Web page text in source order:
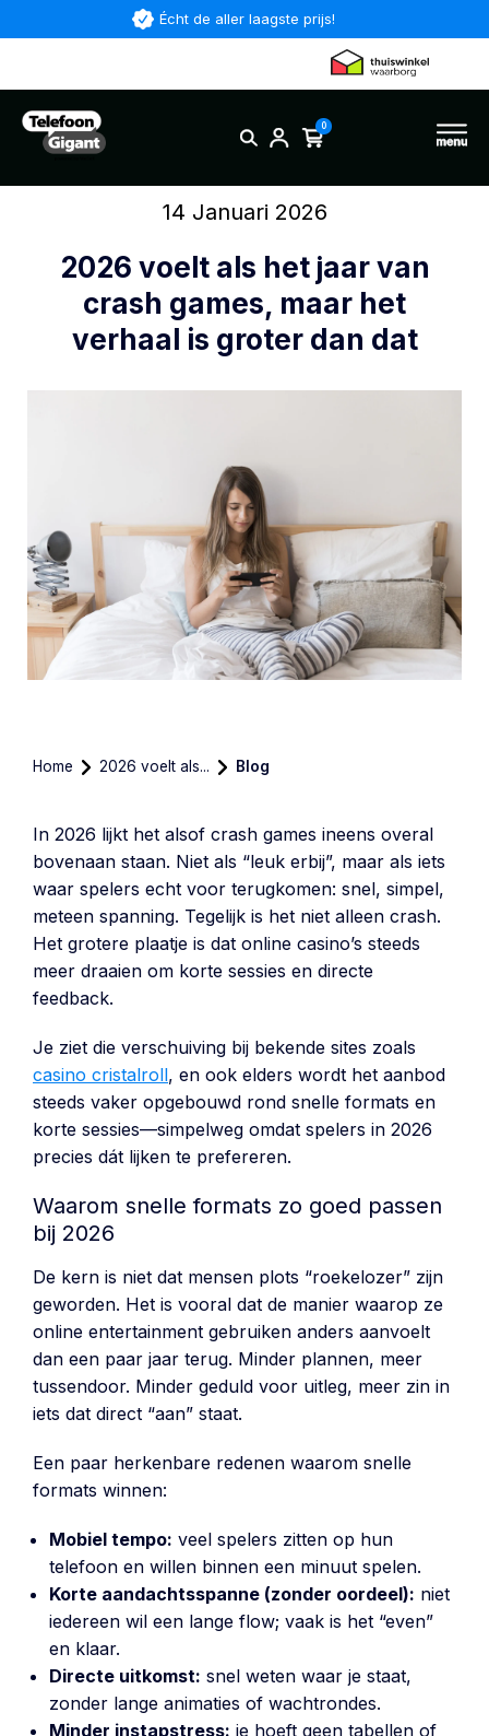
Écht de aller laagste prijs!
0
14 Januari 2026
2026 voelt als het jaar van
crash games, maar het
verhaal is groter dan dat
Home 2026 voelt als... Blog
In 2026 lijkt het alsof crash games ineens overal
bovenaan staan. Niet als “leuk erbij”, maar als iets
waar spelers echt voor terugkomen: snel, simpel,
meteen spanning. Tegelijk is het niet alleen crash.
Het grotere plaatje is dat online casino’s steeds
meer draaien om korte sessies en directe
feedback.
Je ziet die verschuiving bij bekende sites zoals
casino cristalroll, en ook elders wordt het aanbod
steeds vaker opgebouwd rond snelle formats en
korte sessies—simpelweg omdat spelers in 2026
precies dát lijken te prefereren.
Waarom snelle formats zo goed passen
bij 2026
De kern is niet dat mensen plots “roekelozer” zijn
geworden. Het is vooral dat de manier waarop ze
online entertainment gebruiken anders aanvoelt
dan een paar jaar terug. Minder plannen, meer
tussendoor. Minder geduld voor uitleg, meer zin in
iets dat direct “aan” staat.
Een paar herkenbare redenen waarom snelle
formats winnen:
Mobiel tempo: veel spelers zitten op hun
telefoon en willen binnen een minuut spelen.
Korte aandachtsspanne (zonder oordeel): niet
iedereen wil een lange flow; vaak is het “even”
en klaar.
Directe uitkomst: snel weten waar je staat,
zonder lange animaties of wachtrondes.
Minder instapstress: je hoeft geen tabellen of